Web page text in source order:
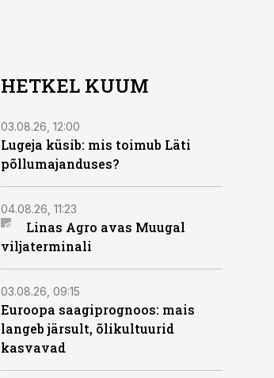
HETKEL KUUM
03.08.26, 12:00
Lugeja küsib: mis toimub Läti
põllumajanduses?
04.08.26, 11:23
Linas Agro avas Muugal
viljaterminali
03.08.26, 09:15
Euroopa saagiprognoos: mais
langeb järsult, õlikultuurid
kasvavad